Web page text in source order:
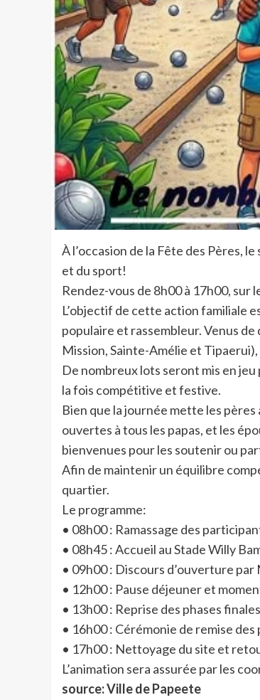
À l’occasion de la Fête des Pères,
et du sport!
Rendez-vous de 8h00 à 17h00,
L’objectif de cette action familiale
populaire et rassembleur. Venus
Mission, Sainte-Amélie et
De nombreux lots seront mis en
la fois compétitive et festive.
Bien que la journée mette les
ouvertes à tous les papas, et les
bienvenues pour les soutenir ou
Afin de maintenir un équilibre
quartier.
Le programme:
• 08h00 : Ramassage des
• 08h45 : Accueil au Stade Willy
• 09h00 : Discours d’ouverture par
• 12h00 : Pause déjeuner et
• 13h00 : Reprise des phases
• 16h00 : Cérémonie de remise
• 17h00 : Nettoyage du site et
L’animation sera assurée par les
source: Ville de Papeete